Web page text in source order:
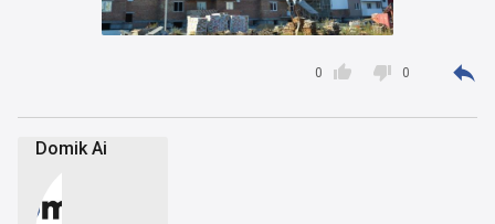

0  0 
Domik Ai